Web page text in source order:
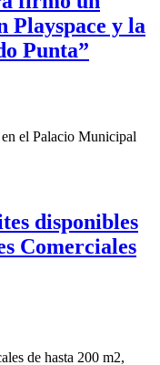
Playspace y la
Punta”
el Palacio Municipal
disponibles
Comerciales
de hasta 200 m2,